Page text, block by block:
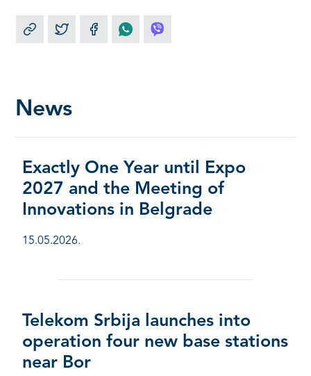
News
Exactly One Year until Expo
2027 and the Meeting of
Innovations in Belgrade
15.05.2026.
Telekom Srbija launches into
operation four new base stations
near Bor